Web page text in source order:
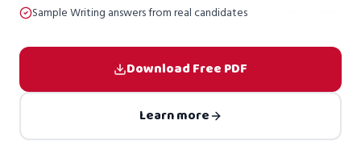
Sample Writing answers from real candidates
Download Free PDF
Learn more